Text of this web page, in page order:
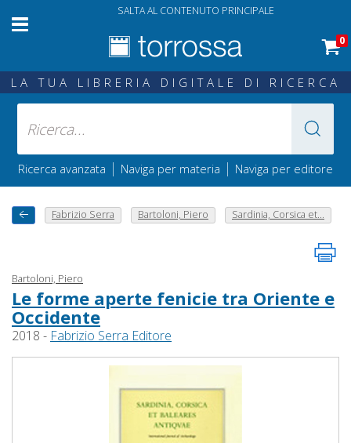
SALTA AL CONTENUTO PRINCIPALE
0
LA TUA LIBRERIA DIGITALE DI RICERCA
Ricerca avanzata | Naviga per materia | Naviga per editore
Fabrizio Serra Bartoloni, Piero Sardinia, Corsica et...
Bartoloni, Piero
Le forme aperte fenicie tra Oriente e
Occidente
2018 - Fabrizio Serra Editore